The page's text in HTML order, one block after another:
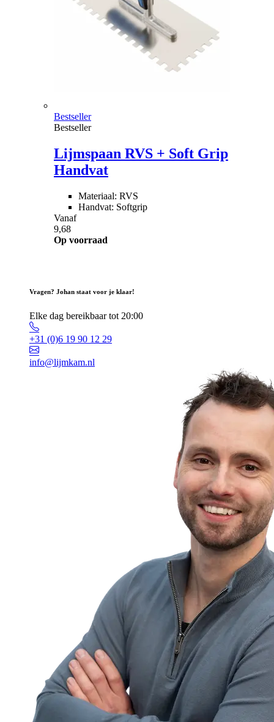
Bestseller
Bestseller
Lijmspaan RVS + Soft Grip
Handvat
Materiaal: RVS
Handvat: Softgrip
Vanaf
9,68
Op voorraad
Vragen? Johan staat voor je klaar!
Elke dag bereikbaar tot 20:00
+31 (0)6 19 90 12 29
info@lijmkam.nl